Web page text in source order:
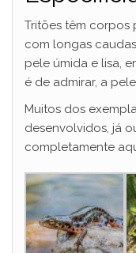
Tritões têm corpos
com longas
pele úmida e lisa,
é de admirar, a
Muitos dos
desenvolvidos, já
completamente